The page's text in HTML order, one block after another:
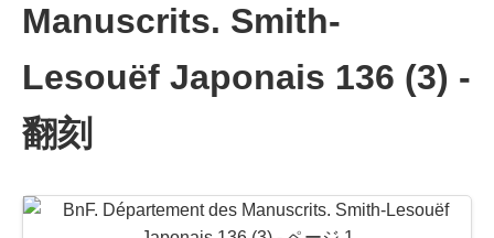
Manuscrits. Smith-
Lesouëf Japonais 136 (3) -
翻刻